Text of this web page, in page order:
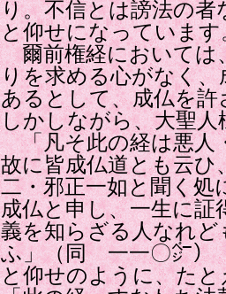
り。不信とは謗法の
と仰せになっています
爾前権経においては
りを求める心がなく
あるとして、成仏を
しかしながら、大聖人
「凡そ此の経は悪人
故に皆成仏道とも云ひ
二・邪正一如と聞く処
成仏と申し、一生に証
義を知らざる人なれ
ふ」（同 一一〇㌻）
と仰せのように、た